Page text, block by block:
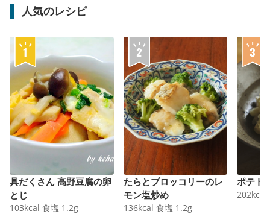
人気のレシピ
具だくさん 高野豆腐の卵
とじ
103kcal 食塩 1.2g
たらとブロッコリーのレ
モン塩炒め
136kcal 食塩 1.2g
ポテト
202kcal